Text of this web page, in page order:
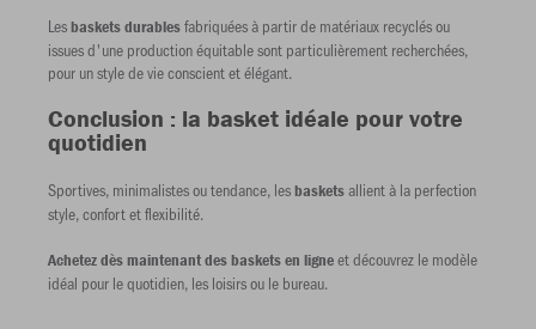
Lesbaskets durablesfabriquées à partir de matériaux recyclés ou
issues d'une production équitable sont particulièrement recherchées,
pour un style de vie conscient et élégant.
Conclusion : la basket idéale pour votre
quotidien
Sportives, minimalistes ou tendance, lesbasketsallient à la perfection
style, confort et flexibilité.
Achetez dès maintenantdes baskets en ligneet découvrez le modèle
idéal pour le quotidien, les loisirs ou le bureau.